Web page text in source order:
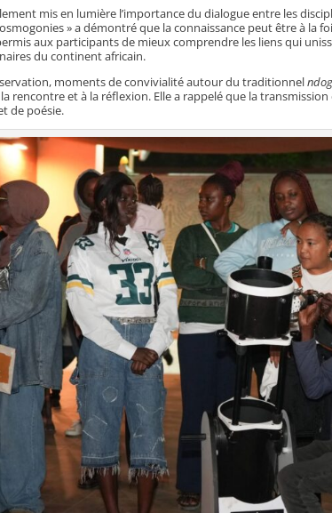
mis en lumière l’importance du dialogue entre les
» a démontré que la connaissance peut être à la
aux participants de mieux comprendre les liens qui
du continent africain.
moments de convivialité autour du traditionnel
rencontre et à la réflexion. Elle a rappelé que la
de poésie.